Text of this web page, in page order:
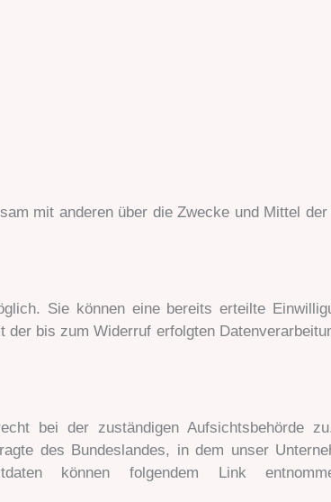
mit anderen über die Zwecke und Mittel der
Sie können eine bereits erteilte
bis zum Widerruf erfolgten
bei der zuständigen Aufsichtsbehörde
des Bundeslandes, in dem unser
können folgendem Link